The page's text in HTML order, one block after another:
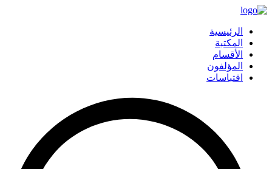
الرئيسية
المكتبة
الأقسام
المؤلفون
اقتباسات